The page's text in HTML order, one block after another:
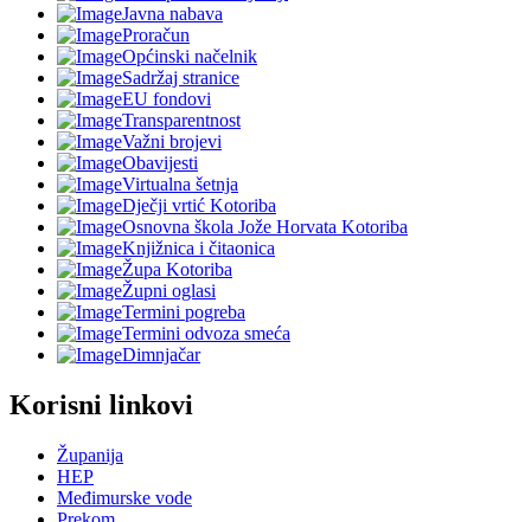
Javna nabava
Proračun
Općinski načelnik
Sadržaj stranice
EU fondovi
Transparentnost
Važni brojevi
Obavijesti
Virtualna šetnja
Dječji vrtić Kotoriba
Osnovna škola Jože Horvata Kotoriba
Knjižnica i čitaonica
Župa Kotoriba
Župni oglasi
Termini pogreba
Termini odvoza smeća
Dimnjačar
Korisni linkovi
Županija
HEP
Međimurske vode